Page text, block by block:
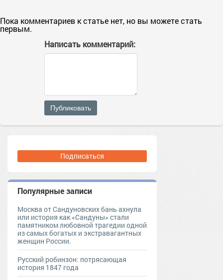
Пока комментариев к статье нет, но вы можете стать
первым.
Написать комментарий:
Публиковать
Подписаться
Популярные записи
Москва от Сандуновских бань ахнула
или история как «Сандуны» стали
памятником любовной трагедии одной
из самых богатых и экстравагантных
женщин России.
Русский робинзон: потрясающая
история 1847 года